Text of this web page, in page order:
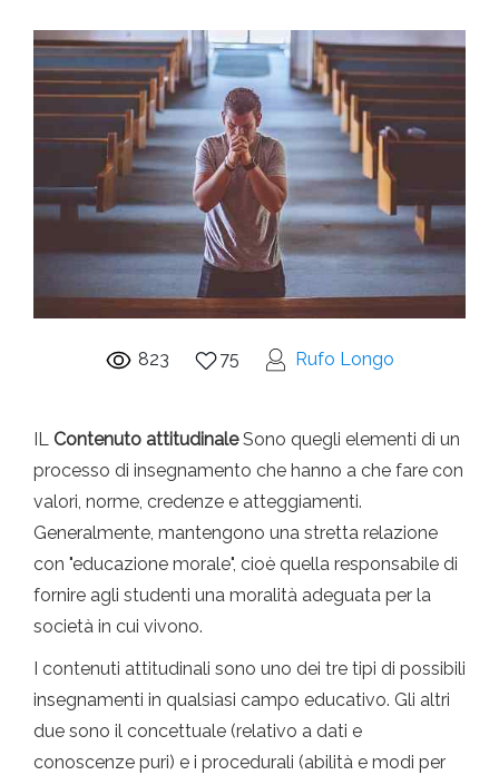
823 75 Rufo Longo
IL Contenuto attitudinaleSono quegli elementi di un
processo di insegnamento che hanno a che fare con
valori, norme, credenze e atteggiamenti.
Generalmente, mantengono una stretta relazione
con "educazione morale", cioè quella responsabile di
fornire agli studenti una moralità adeguata per la
società in cui vivono.
I contenuti attitudinali sono uno dei tre tipi di possibili
insegnamenti in qualsiasi campo educativo. Gli altri
due sono il concettuale (relativo a dati e
conoscenze puri) e i procedurali (abilità e modi per